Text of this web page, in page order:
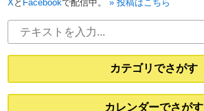
Xと Facebookで配信中。 投稿はこちら
カテゴリでさがす
カレンダーでさがす